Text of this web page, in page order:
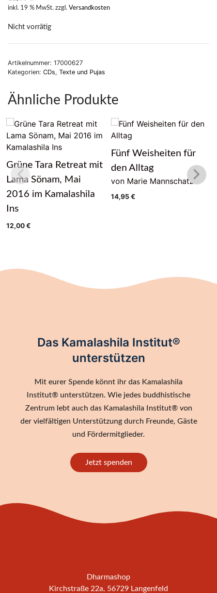
inkl. 19 % MwSt. zzgl. Versandkosten
Nicht vorrätig
Artikelnummer: 17000627
Kategorien: CDs, Texte und Pujas
Ähnliche Produkte
Grüne Tara Retreat mit
Lama Sönam, Mai
2016 im Kamalashila
Ins
12,00€
Fünf Weisheiten für
den Alltag
von Marie Mannschatz
14,95€
Das Kamalashila Institut®
unterstützen
Mit eurer Spende könnt ihr das Kamalashila
Institut® unterstützen. Wie jedes buddhistische
Zentrum lebt auch das Kamalashila Institut® von
der vielfältigen Unterstützung durch Freunde, Gäste
und Fördermitglieder.
Jetzt spenden
Dharmashop
Kirchstraße 22a, 56729 Langenfeld